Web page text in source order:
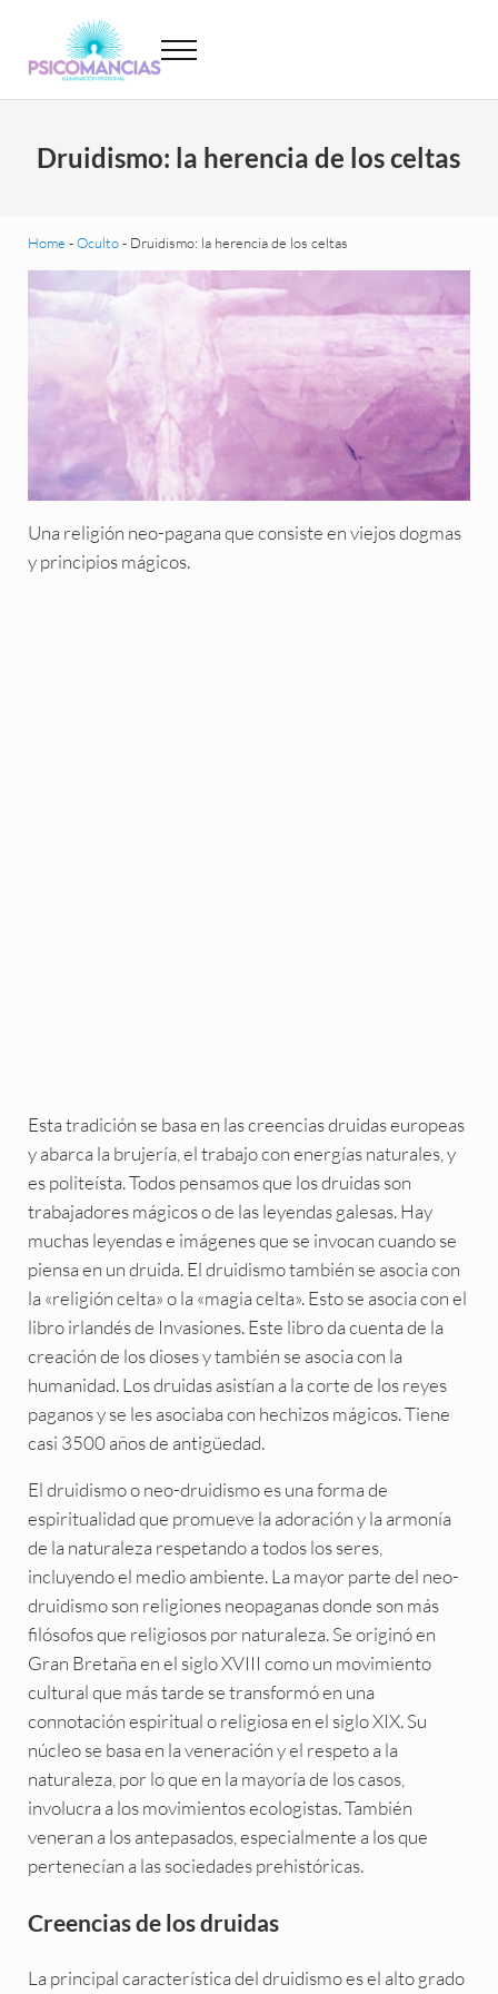
Psicomancias
Menu
Druidismo: la herencia de los celtas
Home -Oculto- Druidismo: la herencia de los celtas
Una religión neo-pagana que consiste en viejos dogmas
y principios mágicos.
Esta tradición se basa en las creencias druidas europeas
y abarca la brujería, el trabajo con energías naturales, y
es politeísta. Todos pensamos que los druidas son
trabajadores mágicos o de las leyendas galesas. Hay
muchas leyendas e imágenes que se invocan cuando se
piensa en un druida. El druidismo también se asocia con
la «religión celta» o la «magia celta». Esto se asocia con el
libro irlandés de Invasiones. Este libro da cuenta de la
creación de los dioses y también se asocia con la
humanidad. Los druidas asistían a la corte de los reyes
paganos y se les asociaba con hechizos mágicos. Tiene
casi 3500 años de antigüedad.
El druidismo o neo-druidismo es una forma de
espiritualidad que promueve la adoración y la armonía
de la naturaleza respetando a todos los seres,
incluyendo el medio ambiente. La mayor parte del neo-
druidismo son religiones neopaganas donde son más
filósofos que religiosos por naturaleza. Se originó en
Gran Bretaña en el siglo XVIII como un movimiento
cultural que más tarde se transformó en una
connotación espiritual o religiosa en el siglo XIX. Su
núcleo se basa en la veneración y el respeto a la
naturaleza, por lo que en la mayoría de los casos,
involucra a los movimientos ecologistas. También
veneran a los antepasados, especialmente a los que
pertenecían a las sociedades prehistóricas.
Creencias de los druidas
La principal característica del druidismo es el alto grado